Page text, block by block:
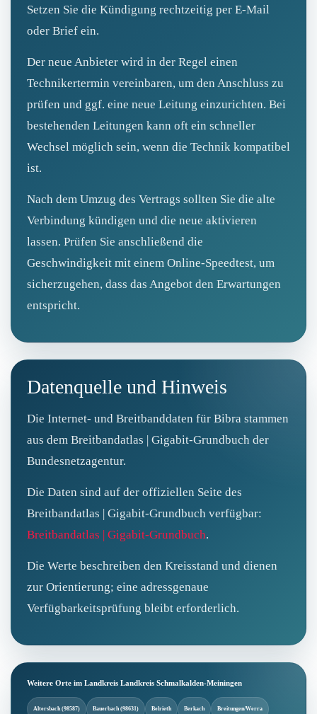
Setzen Sie die Kündigung rechtzeitig per E‑Mail
oder Brief ein.
Der neue Anbieter wird in der Regel einen
Technikertermin vereinbaren, um den Anschluss zu
prüfen und ggf. eine neue Leitung einzurichten. Bei
bestehenden Leitungen kann oft ein schneller
Wechsel möglich sein, wenn die Technik kompatibel
ist.
Nach dem Umzug des Vertrags sollten Sie die alte
Verbindung kündigen und die neue aktivieren
lassen. Prüfen Sie anschließend die
Geschwindigkeit mit einem Online‑Speedtest, um
sicherzugehen, dass das Angebot den Erwartungen
entspricht.
Datenquelle und Hinweis
Die Internet- und Breitbanddaten für Bibra stammen
aus dem Breitbandatlas | Gigabit-Grundbuch der
Bundesnetzagentur.
Die Daten sind auf der offiziellen Seite des
Breitbandatlas | Gigabit-Grundbuch verfügbar:
Breitbandatlas | Gigabit-Grundbuch.
Die Werte beschreiben den Kreisstand und dienen
zur Orientierung; eine adressgenaue
Verfügbarkeitsprüfung bleibt erforderlich.
Weitere Orte im Landkreis Landkreis Schmalkalden-Meiningen
Altersbach (98587) Bauerbach (98631) Belrieth Berkach Breitungen/Werra